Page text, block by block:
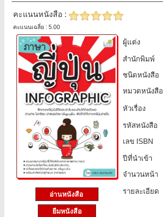
คะแนนหนังสือ :
คะแนนเฉลี่ย : 5.00
อ่านหนังสือ
ยืมหนังสือ
ผู้แต่ง
สำนักพิมพ์
ชนิดหนังสือ­
หมวดหนังสือ­
หัวเรื่อง
รหัสหนังสือ­
เลข ISBN
ปีที่นำเข้า
จำนวนหน้า
รายละเอียด